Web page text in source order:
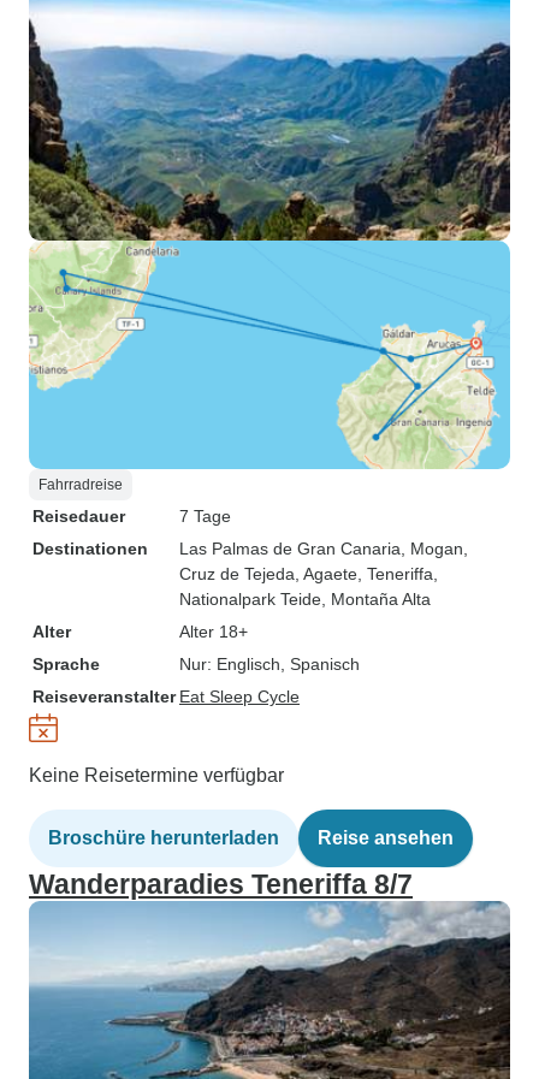
Fahrradreise
Reisedauer
7 Tage
Destinationen
Las Palmas de Gran Canaria , Mogan
Cruz de Tejeda , Agaete , Teneriffa
Nationalpark Teide , Montaña Alta
Alter
Alter 18+
Sprache
Nur: Englisch, Spanisch
Reiseveranstalter Eat Sleep Cycle
Keine Reisetermine verfügbar
Broschüre herunterladen Reise ansehen
Wanderparadies Teneriffa 8/7